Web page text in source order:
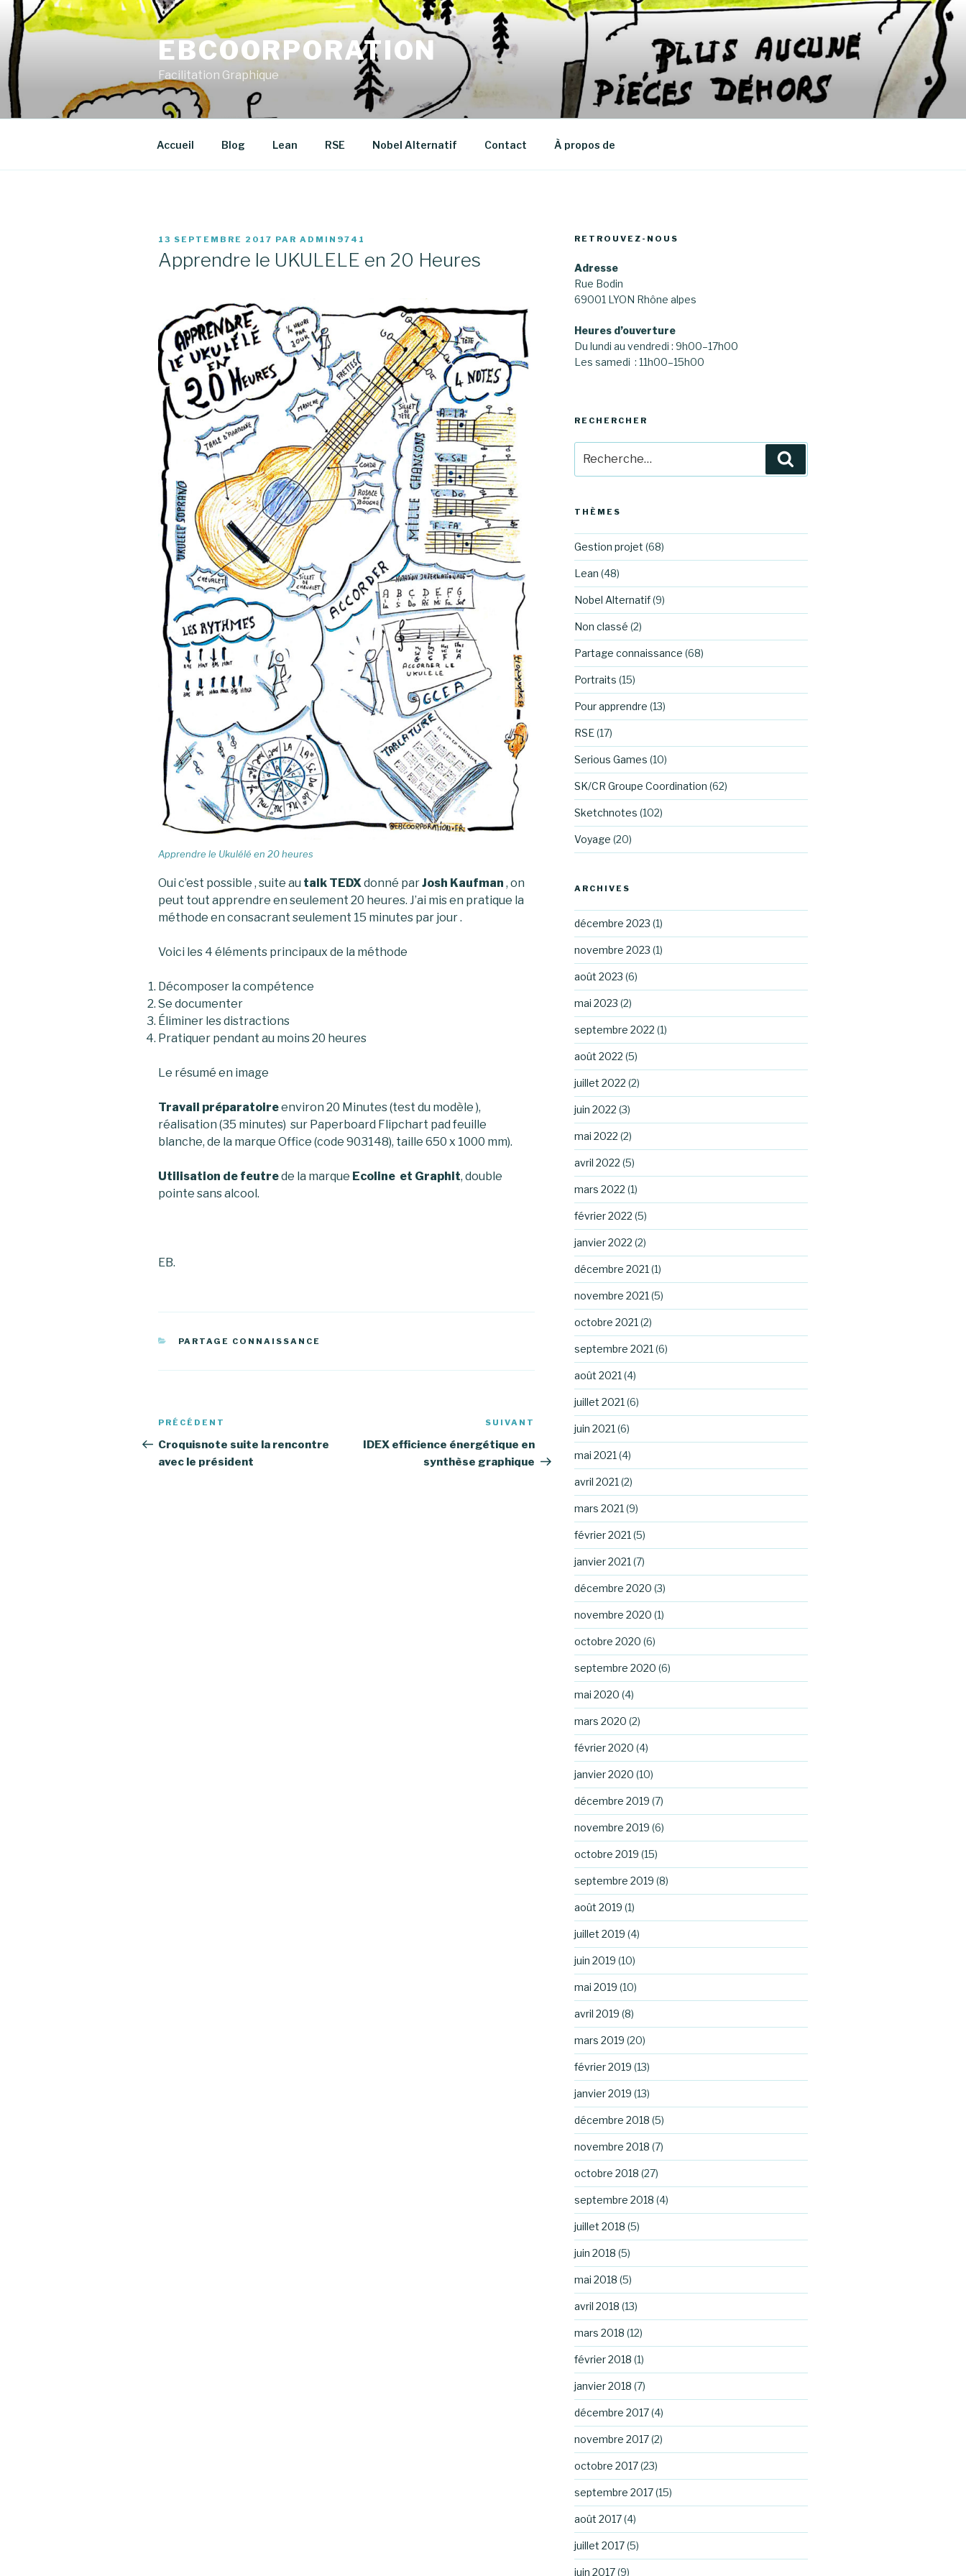
Aller
contenu
principal
EBCOORPORATION
Facilitation Graphique
Accueil Blog Lean RSE Nobel Alternatif Contact À propos de
PUBLIÉ
LE
13 SEPTEMBRE 2017 PAR ADMIN9741
Apprendre le UKULELE en 20 Heures
Apprendre le Ukulélé en 20 heures
Oui c’est possible , suite au talk TEDXdonné parJosh Kaufman , on
peut tout apprendre en seulement 20 heures. J’ai mis en pratique la
méthode en consacrant seulement 15 minutes par jour .
Voici les 4 éléments principaux de la méthode
Décomposer la compétence
Se documenter
Éliminer les distractions
Pratiquer pendant au moins 20 heures
Le résumé en image
Travail préparatoireenviron 20 Minutes (test du modèle ),
réalisation (35 minutes) sur Paperboard Flipchart pad feuille
blanche, de la marque Office (code 903148), taille 650 x 1000 mm).
Utilisation de feutrede la marque Ecoline et Graphit, double
pointe sans alcool.
EB.
CATÉGORIES
PARTAGE CONNAISSANCE
Navigation
de
l’article
Article
précédent
PRÉCÉDENT
Croquisnote suite la rencontre
avec le président
Article
suivant
SUIVANT
IDEX efficience énergétique en
synthèse graphique
RETROUVEZ-NOUS
Adresse
Rue Bodin
69001 LYON Rhône alpes
Heures d’ouverture
Du lundi au vendredi : 9h00–17h00
Les samedi : 11h00–15h00
RECHERCHER
pour
THÈMES
Gestion projet (68)
Lean (48)
Nobel Alternatif(9)
Non classé (2)
Partage connaissance (68)
Portraits (15)
Pour apprendre (13)
RSE(17)
Serious Games (10)
SK/CR Groupe Coordination (62)
Sketchnotes (102)
Voyage (20)
ARCHIVES
décembre 2023 (1)
novembre 2023 (1)
août 2023 (6)
mai 2023 (2)
septembre 2022 (1)
août 2022 (5)
juillet 2022 (2)
juin 2022 (3)
mai 2022 (2)
avril 2022 (5)
mars 2022 (1)
février 2022 (5)
janvier 2022 (2)
décembre 2021 (1)
novembre 2021 (5)
octobre 2021 (2)
septembre 2021 (6)
août 2021 (4)
juillet 2021 (6)
juin 2021 (6)
mai 2021 (4)
avril 2021 (2)
mars 2021 (9)
février 2021 (5)
janvier 2021 (7)
décembre 2020 (3)
novembre 2020 (1)
octobre 2020 (6)
septembre 2020 (6)
mai 2020 (4)
mars 2020 (2)
février 2020 (4)
janvier 2020 (10)
décembre 2019 (7)
novembre 2019 (6)
octobre 2019 (15)
septembre 2019 (8)
août 2019 (1)
juillet 2019 (4)
juin 2019 (10)
mai 2019 (10)
avril 2019 (8)
mars 2019 (20)
février 2019 (13)
janvier 2019 (13)
décembre 2018 (5)
novembre 2018 (7)
octobre 2018 (27)
septembre 2018 (4)
juillet 2018 (5)
juin 2018 (5)
mai 2018 (5)
avril 2018 (13)
mars 2018 (12)
février 2018 (1)
janvier 2018 (7)
décembre 2017(4)
novembre 2017(2)
octobre 2017(23)
septembre 2017(15)
août 2017(4)
juillet 2017(5)
juin 2017(9)